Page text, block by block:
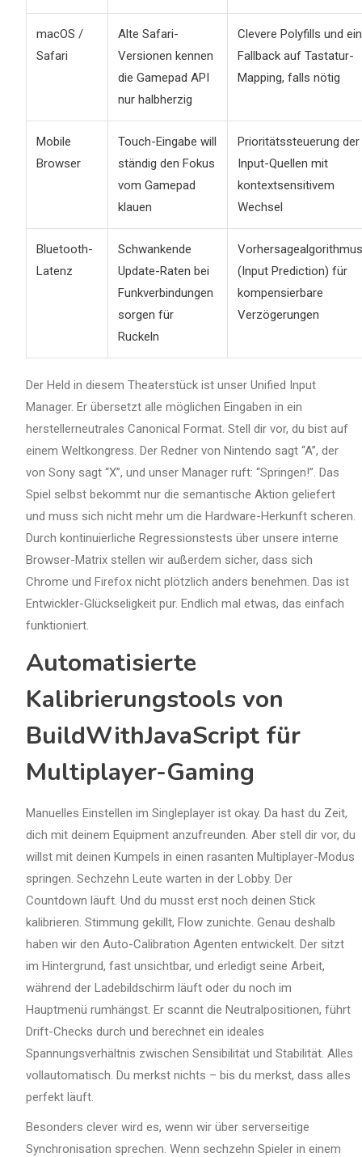
macOS /
Safari
Alte Safari-
Versionen kennen
die Gamepad API
nur halbherzig
Clevere Polyfills und ein
Fallback auf Tastatur-
Mapping, falls nötig
Mobile
Browser
Touch-Eingabe will
ständig den Fokus
vom Gamepad
klauen
Prioritätssteuerung der
Input-Quellen mit
kontextsensitivem
Wechsel
Bluetooth-
Latenz
Schwankende
Update-Raten bei
Funkverbindungen
sorgen für
Ruckeln
(Input Prediction) für
kompensierbare
Verzögerungen
Der Held in diesem Theaterstück ist unser Unified Input
Manager. Er übersetzt alle möglichen Eingaben in ein
herstellerneutrales Canonical Format. Stell dir vor, du bist auf
einem Weltkongress. Der Redner von Nintendo sagt “A”, der
von Sony sagt “X”, und unser Manager ruft: “Springen!”. Das
Spiel selbst bekommt nur die semantische Aktion geliefert
und muss sich nicht mehr um die Hardware-Herkunft scheren.
Durch kontinuierliche Regressionstests über unsere interne
Browser-Matrix stellen wir außerdem sicher, dass sich
Chrome und Firefox nicht plötzlich anders benehmen. Das ist
Entwickler-Glückseligkeit pur. Endlich mal etwas, das einfach
funktioniert.
Automatisierte
Kalibrierungstools von
BuildWithJavaScript für
Multiplayer-Gaming
Manuelles Einstellen im Singleplayer ist okay. Da hast du Zeit,
dich mit deinem Equipment anzufreunden. Aber stell dir vor, du
willst mit deinen Kumpels in einen rasanten Multiplayer-Modus
springen. Sechzehn Leute warten in der Lobby. Der
Countdown läuft. Und du musst erst noch deinen Stick
kalibrieren. Stimmung gekillt, Flow zunichte. Genau deshalb
haben wir den Auto-Calibration Agenten entwickelt. Der sitzt
im Hintergrund, fast unsichtbar, und erledigt seine Arbeit,
während der Ladebildschirm läuft oder du noch im
Hauptmenü rumhängst. Er scannt die Neutralpositionen, führt
Drift-Checks durch und berechnet ein ideales
Spannungsverhältnis zwischen Sensibilität und Stabilität. Alles
vollautomatisch. Du merkst nichts – bis du merkst, dass alles
perfekt läuft.
Besonders clever wird es, wenn wir über serverseitige
Synchronisation sprechen. Wenn sechzehn Spieler in einem